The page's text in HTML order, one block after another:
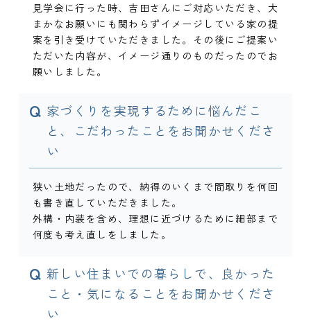
見学会に行った時、吉田さんにご対応いただき、大
まかなお願いにも関わらずイメージしている家の提
案を引き受けていただきました。その後にご提案い
ただいた内容が、イメージ通りのものだったのでお
願いしました。
Q 家づくりを実現するために悩んだこ
と、こだわったことをお聞かせくださ
い
狭い土地だったので、納得のいくまで間取りを何回
も書き直していただきました。
外構・内装を含め、理想に近づけるために細部まで
何度も考え直しをしました。
Q 新しい住まいでの暮らしで、良かった
こと・気になることをお聞かせくださ
い